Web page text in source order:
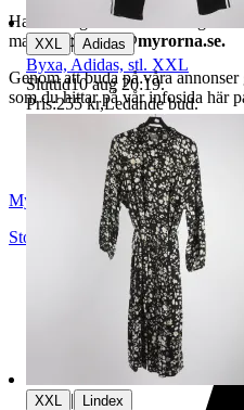
Har du frågor eller funderingar
mail:webbshop@myrorna.se.
Genom att buda på våra
som du hittar på vår infosida här
Myrorna
Stockholm
Sverige
XXL | Adidas
Byxa, Adidas, stl. XXL
Sluttid10 aug 20:19.
Pris:255 kr,Ledande bud.
XXL | Lindex